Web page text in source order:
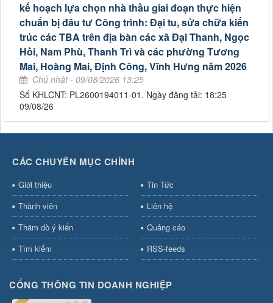
kế hoạch lựa chọn nhà thầu giai đoạn thực hiện
chuẩn bị đầu tư Công trình: Đại tu, sửa chữa kiến
trúc các TBA trên địa bàn các xã Đại Thanh, Ngọc
Hồi, Nam Phù, Thanh Trì và các phường Tương
Mai, Hoàng Mai, Định Công, Vĩnh Hưng năm 2026
Chủ nhật - 09/08/2026 13:25
Số KHLCNT: PL2600194011-01. Ngày đăng tải: 18:25
09/08/26
CÁC CHUYÊN MỤC CHÍNH
Giới thiệu
Tin Tức
Thành viên
Liên hệ
Thăm dò ý kiến
Quảng cáo
Tìm kiếm
RSS-feeds
CỔNG THÔNG TIN DOANH NGHIỆP